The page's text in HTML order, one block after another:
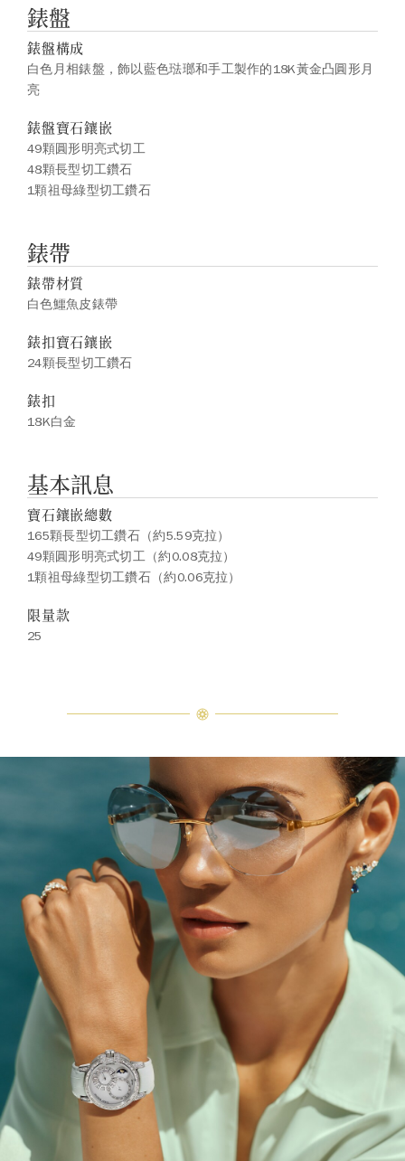
錶盤
錶盤構成
白色月相錶盤，飾以藍色琺瑯和手工製作的18K黃金凸圓形月
亮
錶盤寶石鑲嵌
49顆圓形明亮式切工
48顆長型切工鑽石
1顆祖母綠型切工鑽石
錶帶
錶帶材質
白色鱷魚皮錶帶
錶扣寶石鑲嵌
24顆長型切工鑽石
錶扣
18K白金
基本訊息
寶石鑲嵌總數
165顆長型切工鑽石（約5.59克拉）
49顆圓形明亮式切工（約0.08克拉）
1顆祖母綠型切工鑽石（約0.06克拉）
限量款
25